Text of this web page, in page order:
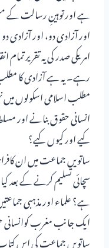
ہے اور توہینِ رسالت کے
اور آزادی دو، اور آزادی
امریکی صدر کی یہ تقریر
رہے۔ یہ ہے آزادی کا
مطلب اسلامی اسکولوں میں
انسانی حقوق بنانے اور
کیے اور کیوں کیے؟
ساتویں جماعت میں ان
سچائی تسلیم کرنے کے بعد
ہے؟ علماء اور مذہبی
ایک جانب مغرب کوانسانی
ساتویں جماعت کی اس